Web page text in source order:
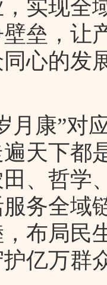
实现全
垒，让
心的发
月康”对
天下都
、哲学
务全域
布局民
亿万群